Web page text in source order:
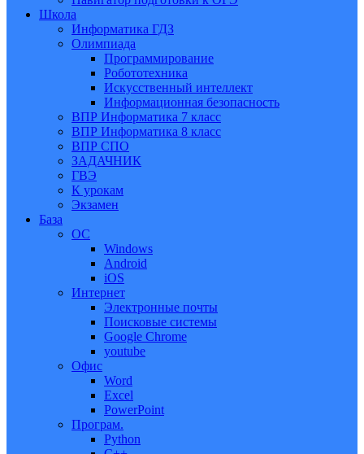
Школа
Информатика ГДЗ
Олимпиада
Программирование
Робототехника
Искусственный интеллект
Информационная безопасность
ВПР Информатика 7 класс
ВПР Информатика 8 класс
ВПР СПО
ЗАДАЧНИК
ГВЭ
К урокам
Экзамен
База
ОС
Windows
Android
iOS
Интернет
Электронные почты
Поисковые системы
Google Chrome
youtube
Офис
Word
Excel
PowerPoint
Програм.
Python